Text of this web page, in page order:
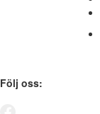
Följ oss: